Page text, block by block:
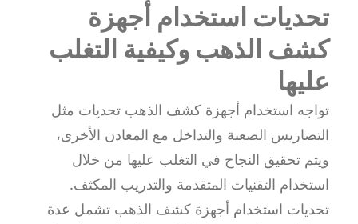
تحديات استخدام أجهزة
كشف الذهب وكيفية التغلب
عليها
تواجه استخدام أجهزة كشف الذهب تحديات مثل
التضاريس الصعبة والتداخل مع المعادن الأخرى،
ويتم تحقيق النجاح في التغلب عليها من خلال
استخدام التقنيات المتقدمة والتدريب المكثف.
تحديات استخدام أجهزة كشف الذهب تشمل عدة